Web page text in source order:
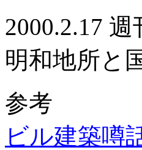
2000.2.17 週
明和地所と
参考
ビル建築噂